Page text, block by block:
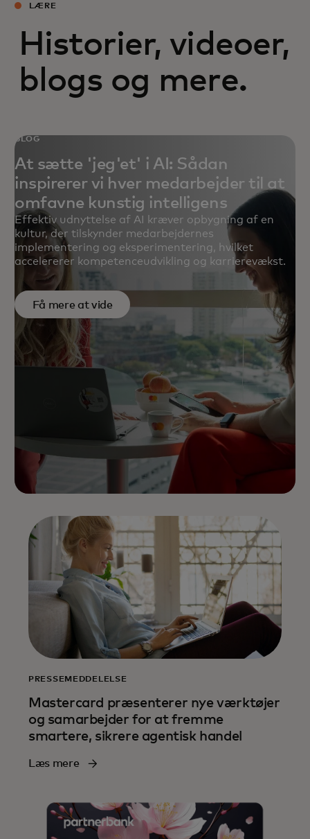
LÆRE
Historier, videoer,
blogs og mere.
BLOG
At sætte 'jeg'et' i AI: Sådan
inspirerer vi hver medarbejder til at
omfavne kunstig intelligens
Effektiv udnyttelse af AI kræver opbygning af en
kultur, der tilskynder medarbejdernes
implementering og eksperimentering, hvilket
accelererer kompetenceudvikling og karrierevækst.
Få mere at vide
PRESSEMEDDELELSE
Mastercard præsenterer nye værktøjer
og samarbejder for at fremme
smartere, sikrere agentisk handel
Læs mere